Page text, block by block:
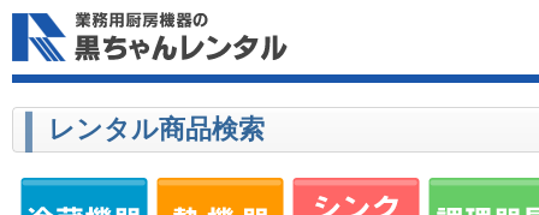
レンタル商品検索